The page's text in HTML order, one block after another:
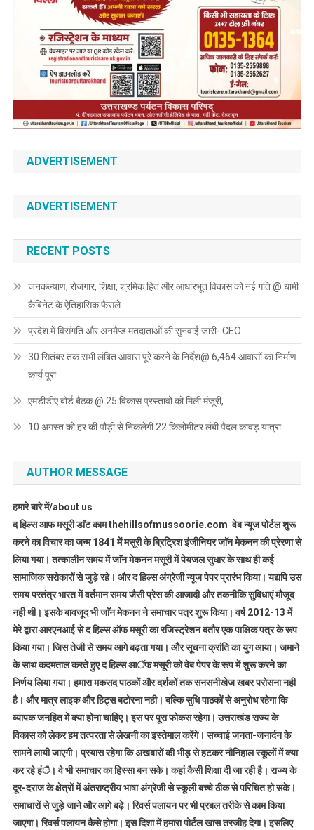
ADVERTISEMENT
ADVERTISEMENT
RECENT POSTS
जनकल्याण, रोजगार, शिक्षा, श्रमिक हित और आधारभूत विकास को नई गति @ धामी
कैबिनेट के ऐतिहासिक फैसले
प्रदेश में विसंगति और अनमैप्ड मतदाताओं की सुनवाई जारी- CEO
30 सितंबर तक सभी लंबित आवास पूरे करने के निर्देश@ 6,464 आवासों का निर्माण
कार्य पूरा
एमडीडीए बोर्ड बैठक @ 25 विकास प्रस्तावों को मिली मंजूरी,
10 अगस्त को हर की पौड़ी से निकलेगी 22 किलोमीटर लंबी पैदल कावड़ यात्रा
AUTHOR MESSAGE
हमारे बारे में/about us
द हिल्स आफ मसूरी डाॅट काम thehillsofmussoorie.com वेब न्यूज पोर्टल शुरू
करने का विचार का जन्म 1841 में मसूरी के ब्रिट्रिश इंजीनियर जाॅन मेकनन की प्रेरणा से
लिया गया। तत्कालीन समय में जाॅन मेकनन मसूरी में पेयजल सुधार के साथ ही कई
सामाजिक सरोकारों से जुड़े रहे। और द हिल्स अंग्रेजी न्यूज पेपर प्रारंभ किया। यद्यपि उस
समय परतंत्र भारत में वर्तमान समय जैसी प्रेस की आजादी और तकनीकि सुविधाएं मौजूद
नही थी। इसके बावजूद भी जाॅन मेकनन ने समाचार पत्र शुरू किया। वर्ष 2012-13 में
मेरे द्वारा आरएनआई से द हिल्स ऑफ मसूरी का रजिस्ट्रेशन बतौर एक पाक्षिक पत्र के रूप
किया गया। जिस तेजी से समय आगे बढ़ता गया। और सूचना क्रांति का युग आया। जमाने
के साथ कदमताल करते हुए द हिल्स आॅफ मसूरी को वेब पेपर के रूप में शुरू करने का
निर्णय लिया गया। हमारा मकसद पाठकों और दर्शकों तक सनसनीखेज खबर परोसना नही
है। और मात्र लाइक और हिट्स बटोरना नही। बल्कि सुधि पाठकों से अनुरोध रहेगा कि
व्यापक जनहित में क्या होना चाहिए। इस पर पूरा फोकस रहेगा। उत्तराखंड राज्य के
विकास को लेकर हम तत्परता से लेखनी का इस्तेमाल करेंगे। सच्चाई जनता-जनार्दन के
सामने लायी जाएगी। प्रयास रहेगा कि अखबारों की भीड़ से हटकर नौनिहाल स्कूलों में क्या
कर रहे हंै। वे भी समाचार का हिस्सा बन सके। कहां कैसी शिक्षा दी जा रही है। राज्य के
दूर-दराज के क्षेत्रों में अंतराष्ट्रीय भाषा अंग्रेजी से स्कूली बच्चे ठीक से परिचित हो सके।
समाचारों से जुड़े जाने और आगे बढ़े। रिवर्स पलायन पर भी प्रबल तरीके से काम किया
जाएगा। रिवर्स पलायन कैसे होगा। इस दिशा में हमारा पोर्टल खास तरजीह देगा। इसलिए